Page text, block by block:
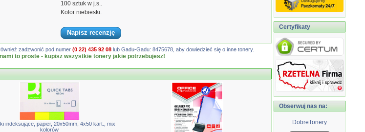
100 sztuk w j.s..
Kolor niebieski.
Napisz recenzję
zadzwonić pod numer (0 22) 435 92 08lub Gadu-Gadu: 8475678, aby dowiedzieć się o inne tonery.
nami to proste - kupisz wszystkie tonery jakie potrzebujesz!
indeksujące, papier, 20x50mm, 4x50 kart., mix
kolorów
Certyfikaty
Obserwuj nas na:
DobreTonery